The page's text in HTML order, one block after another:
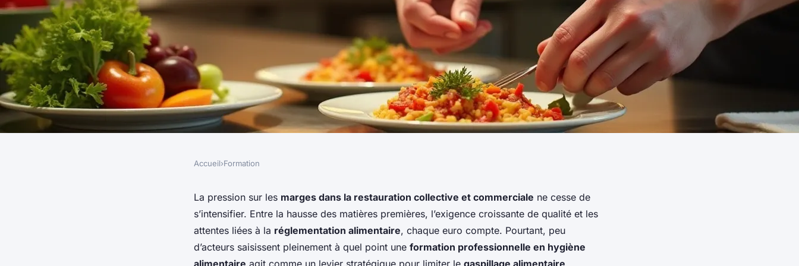
Formation hygiène alimentaire :
réduire les pertes financières en
Accueil›Formation
La pression sur les marges dans la restauration collective et commerciale ne cesse de
s’intensifier. Entre la hausse des matières premières, l’exigence croissante de qualité et les
attentes liées à la réglementation alimentaire, chaque euro compte. Pourtant, peu
d’acteurs saisissent pleinement à quel point une formation professionnelle en hygiène
alimentaire agit comme un levier stratégique pour limiter le gaspillage alimentaire